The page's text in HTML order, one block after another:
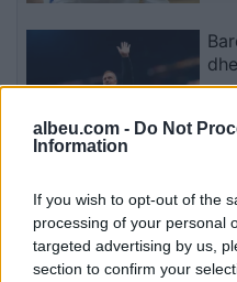
albeu.com - Do Not
Information
If you wish to opt-out of the
processing of your personal
targeted advertising by us,
section to confirm your